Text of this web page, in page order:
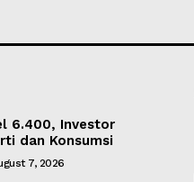
6.400, Investor
dan Konsumsi
7, 2026